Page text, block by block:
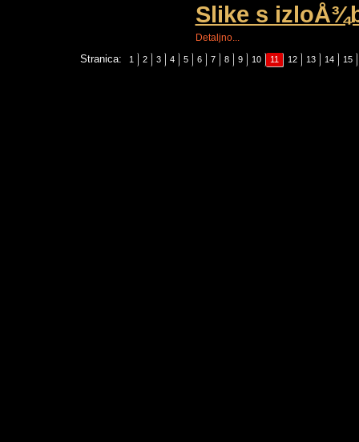
Slike s
Detaljno...
Stranica: 1 2 3 4 5 6 7 8 9 10 11 12 13 14 15